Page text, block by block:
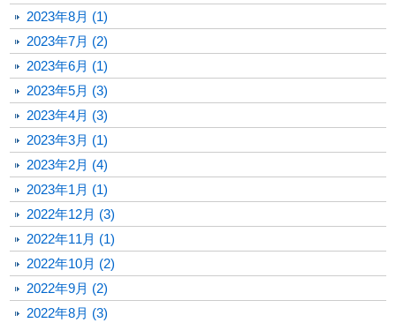
2023年8月 (1)
2023年7月 (2)
2023年6月 (1)
2023年5月 (3)
2023年4月 (3)
2023年3月 (1)
2023年2月 (4)
2023年1月 (1)
2022年12月 (3)
2022年11月 (1)
2022年10月 (2)
2022年9月 (2)
2022年8月 (3)